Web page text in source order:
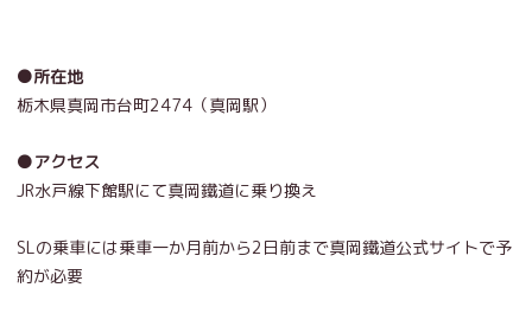
●所在地
栃木県真岡市台町2474（真岡駅）
●アクセス
JR水戸線下館駅にて真岡鐵道に乗り換え
SLの乗車には乗車一か月前から2日前まで真岡鐵道公式サイトで予
約が必要